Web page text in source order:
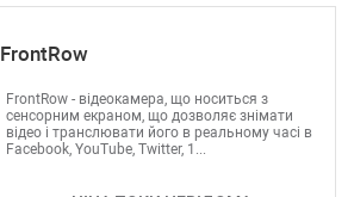
FrontRow
FrontRow - відеокамера, що носиться з
сенсорним екраном, що дозволяє знімати
відео і транслювати його в реальному часі в
Facebook, YouTube, Twitter, 1...